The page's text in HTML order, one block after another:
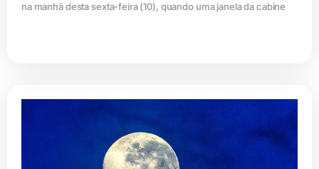
na manhã desta sexta-feira (10), quando uma janela da cabine